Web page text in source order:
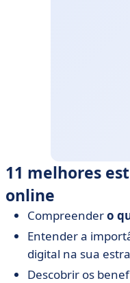
11 melhores
online
Compreendero
Entender a
digital na sua
Descobrir os